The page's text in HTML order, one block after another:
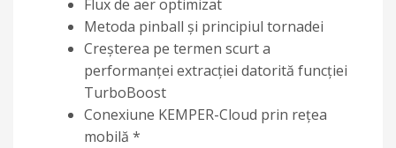
Flux de aer optimizat
Metoda pinball și principiul tornadei
Creșterea pe termen scurt a
performanței extracției datorită funcției
TurboBoost
Conexiune KEMPER-Cloud prin rețea
mobilă *